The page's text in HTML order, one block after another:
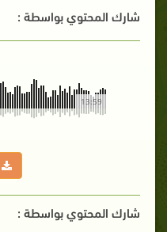
شارك المحتوي بواسطة :
13:59
شارك المحتوي بواسطة :